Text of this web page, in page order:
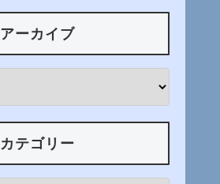
アーカイブ
カテゴリー